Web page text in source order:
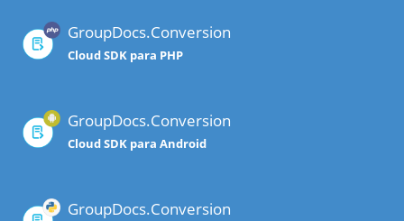
GroupDocs.Conversion
Cloud SDK para PHP
GroupDocs.Conversion
Cloud SDK para Android
GroupDocs.Conversion